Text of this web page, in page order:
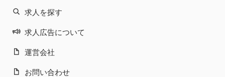
求人を探す
求人広告について
運営会社
お問い合わせ